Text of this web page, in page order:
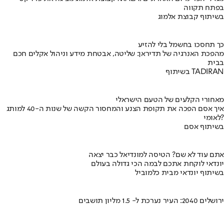
בפתח תקווה
בשיתוף קבוצת אלמוג
כך תחסכו בחשמל בלי להזיע
מהפכת האנרגיה של תדיראן: שליטה, אבטחת מידע וניהול אקלים חכם
בבית
בשיתוף TADIRAN
מאחורי הקלעים של הטעם הישראלי
איך אסם הפכה את תקופת הצנע והמחסור הקשה של שנות ה-40 למותג
לאומי?
בשיתוף אסם
אתם עוד לא שם? הטיסה למונדיאל כבר יצאה
יונדאי לוקחת אתכם לבמה הכי גדולה בעולם
בשיתוף יונדאי מבית כלמוביל
ירושלים 2040: העיר נערכת ל- 1.5 מליון תושבים